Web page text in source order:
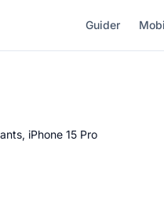
Guider
iPhone 15 Pro